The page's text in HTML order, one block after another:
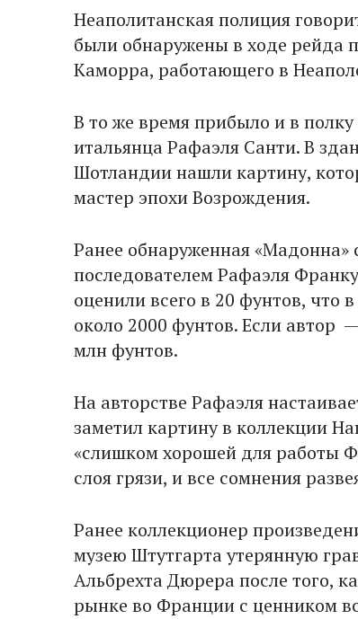
Неаполитанская полиция
были обнаружены в ходе рейда
Каморра, работающего в
В то же время прибыло и в
итальянца Рафаэля Санти. В
Шотландии нашли картину,
мастер эпохи Возрождения.
Ранее обнаруженная
последователем Рафаэля
оценили всего в 20 фунтов, что
около 2000 фунтов. Если автор
млн фунтов.
На авторстве Рафаэля
заметил картину в коллекции
«слишком хорошей для работы
слоя грязи, и все сомнения
Ранее коллекционер
музею Штутгарта утерянную
Альбрехта Дюрера после того,
рынке во Франции с ценником